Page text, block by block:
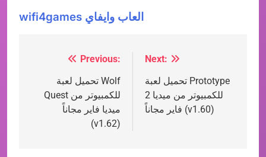
wifi4games العاب وايفاي
navigation
Previous:
تحميل لعبة Wolf
Quest للكمبيوتر من
ميديا فاير مجاناً
(v1.62)
Next:
تحميل لعبة Prototype
2 للكمبيوتر من ميديا
فاير مجاناً (v1.60)